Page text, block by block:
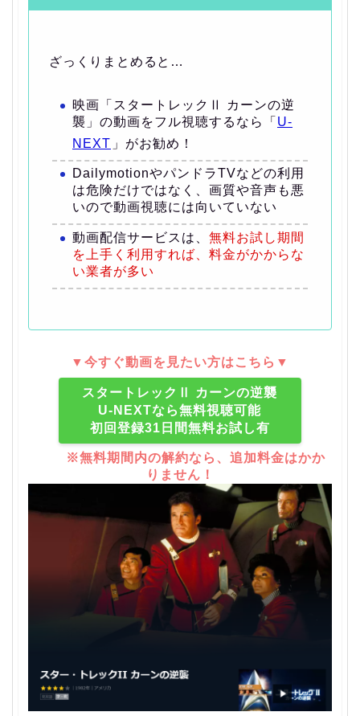
ざっくりまとめると…
映画「スタートレックⅡ カーンの逆
襲」の動画をフル視聴するなら「 U-
NEXT 」がお勧め！
DailymotionやパンドラTVなどの利用
は危険だけではなく、画質や音声も悪
いので動画視聴には向いていない
動画配信サービスは、 無料お試し期間
を上手く利用すれば、料金がかからな
い業者が多い
▼今すぐ動画を見たい方はこちら▼
スタートレックⅡ カーンの逆襲
U-NEXTなら無料視聴可能
初回登録31日間無料お試し有
※無料期間内の解約なら、追加料金はかか
りません！